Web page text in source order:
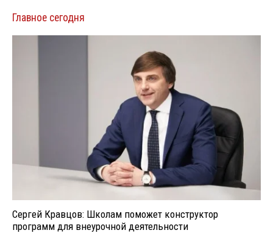
Главное сегодня
Сергей Кравцов: Школам поможет конструктор
программ для внеурочной деятельности